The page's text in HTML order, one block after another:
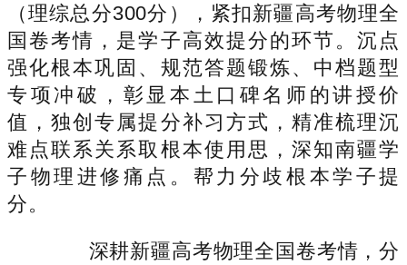
（理综总分300分），紧扣新疆高考物理全
国卷考情，是学子高效提分的环节。沉点
强化根本巩固、规范答题锻炼、中档题型
专项冲破，彰显本土口碑名师的讲授价
值，独创专属提分补习方式，精准梳理沉
难点联系关系取根本使用思，深知南疆学
子物理进修痛点。帮力分歧根本学子提
分。
深耕新疆高考物理全国卷考情，分